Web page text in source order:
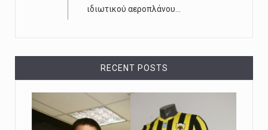
ιδιωτικού αεροπλάνου...
RECENT POSTS